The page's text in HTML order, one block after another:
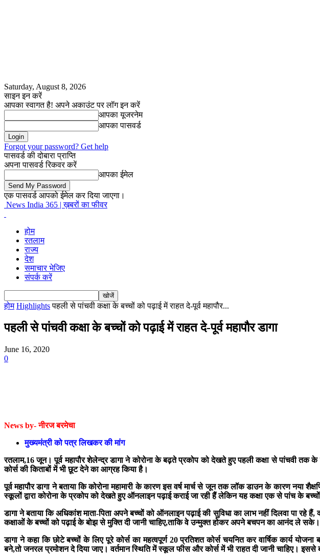
Saturday, August 8, 2026
साइन इन करें
आपका स्वागत है! अपने अकाउंट पर लॉग इन करें
आपका यूजरनेम
आपका पासवर्ड
Forgot your password? Get help
पासवर्ड की दोबारा प्राप्ति
अपना पासवर्ड रिकवर करें
आपका ईमेल
एक पासवर्ड आपको ईमेल कर दिया जाएगा।
News India 365 | ख़बरों का फीवर
होम
रतलाम
राज्य
देश
समाचार भेजिए
संपर्क करें
होम Highlights पहली से पांचवी कक्षा के बच्चों को पढ़ाई में राहत दे-पूर्व महापौर...
पहली से पांचवी कक्षा के बच्चों को पढ़ाई में राहत दे-पूर्व महापौर डागा
June 16, 2020
0
News by- नीरज बरमेचा
मुख्यमंत्री को पत्र लिखकर की मांग
रतलाम,16 जून। पूर्व महापौर शेलेन्द्र डागा ने कोरोना के बढ़ते प्रकोप को देखते हुए पहली कक्षा से पांचवी
कोर्स की किताबों में भी छूट देने का आग्रह किया है।
पूर्व महापौर डागा ने बताया कि कोरोना महामारी के कारण इस वर्ष मार्च से जून तक लॉक डाउन के कारण
स्कूलों द्वारा कोरोना के प्रकोप को देखते हुए ऑनलाइन पढ़ाई कराई जा रही हैं लेकिन यह कक्षा एक से पांच के
डागा ने बताया कि अधिकांश माता-पिता अपने बच्चों को ऑनलाइन पढ़ाई की सुविधा का लाभ नहीं दिलवा पा
कक्षाओं के बच्चों को पढ़ाई के बोझ से मुक्ति दी जानी चाहिए,ताकि वे उन्मुक्त होकर अपने बचपन का आनंद ले सके।
डागा ने कहा कि छोटे बच्चों के लिए पूरे कोर्स का महत्वपूर्ण 20 प्रतिशत कोर्स चयनित कर वार्षिक कार्य
बने,तो जनरल प्रमोशन दे दिया जाए। वर्तमान स्थिति में स्कूल फीस और कोर्स में भी राहत दी जानी चाहिए। इससे